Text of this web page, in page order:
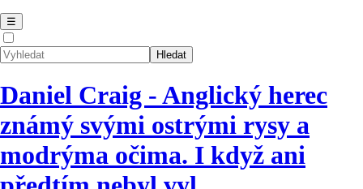
☰
Daniel Craig - Anglický herec
známý svými ostrými rysy a
modrýma očima. I když ani